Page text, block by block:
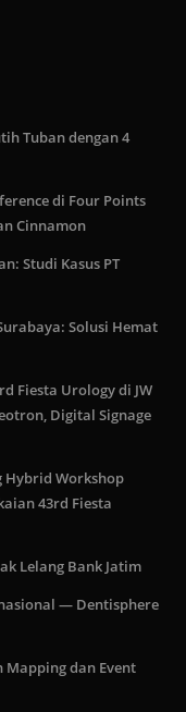
Tuban dengan 4
di Four Points
Cinnamon
Studi Kasus PT
Solusi Hemat
Fiesta Urology di JW
Digital Signage
Hybrid Workshop
43rd Fiesta
Lelang Bank Jatim
— Dentisphere
Mapping dan Event